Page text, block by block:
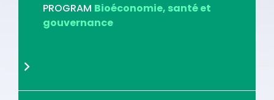
PROGRAM Bioéconomie, santé et
gouvernance